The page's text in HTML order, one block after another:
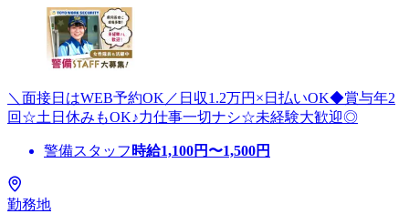
＼面接日はWEB予約OK／日収1.2万円×日払いOK◆賞与年2
回☆土日休みもOK♪力仕事一切ナシ☆未経験大歓迎◎
警備スタッフ 時給1,100円〜1,500円
勤務地